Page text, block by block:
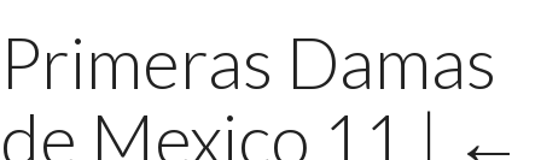
Primeras Damas
de Mexico 11 | ←